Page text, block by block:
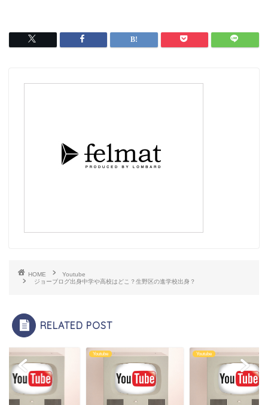
HOME
Youtube
ジョーブログ出身中学や高校はどこ？生野区の進学校出身？
RELATED POST
Youtube Youtube